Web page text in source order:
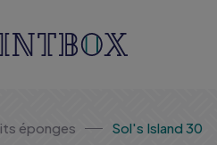
éponges Sol's Island 30